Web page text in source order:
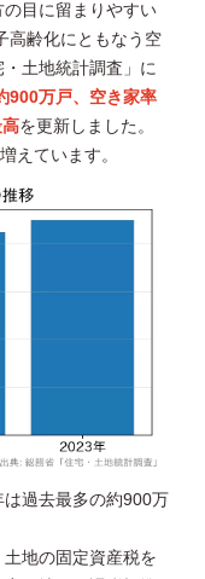
目に留まりやすい
高齢化にともなう空
土地統計調査」に
900万戸、空き家率
を更新しました。
えています。
過去最多の約900万
地の固定資産税を